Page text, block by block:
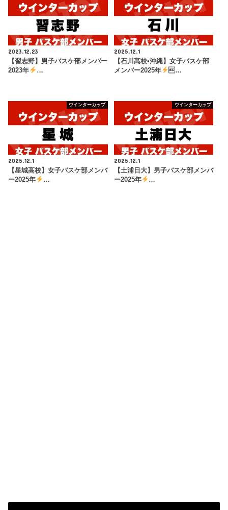
2023.12.23
【習志野】男子バスケ部メンバー
2023年
…
2025.12.1
【石川高校•沖縄】女子バスケ部
メンバー2025年
…
ウインターカップ
2025.12.1
【星城高校】女子バスケ部メンバ
ー2025年
…
ウインターカップ
2025.12.1
【土浦日大】男子バスケ部メンバ
ー2025年
…